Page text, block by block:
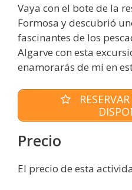
Vaya con el bote de la
Formosa y descubrió
fascinantes de los
Algarve con esta
enamorarás de mí en
Precio
El precio de esta